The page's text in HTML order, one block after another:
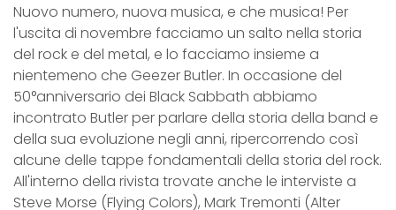
Nuovo numero, nuova musica, e che musica! Per
l'uscita di novembre facciamo un salto nella storia
del rock e del metal, e lo facciamo insieme a
nientemeno che Geezer Butler. In occasione del
50°anniversario dei Black Sabbath abbiamo
incontrato Butler per parlare della storia della band e
della sua evoluzione negli anni, ripercorrendo così
alcune delle tappe fondamentali della storia del rock.
All'interno della rivista trovate anche le interviste a
Steve Morse (Flying Colors), Mark Tremonti (Alter